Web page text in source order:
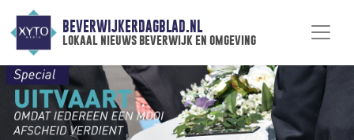
BEVERWIJKERDAGBLAD.NL
lokaal nieuws beverwijk en omgeving